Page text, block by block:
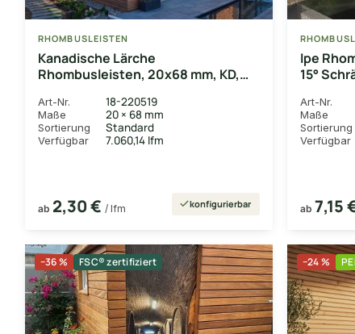
RHOMBUSLEISTEN
Kanadische Lärche
Rhombusleisten, 20x68 mm, KD,
gerundet
Art-Nr. 18-220519
Maße 20 × 68 mm
Sortierung Standard
Verfügbar 7.060,14 lfm
ab 2,30 € / lfm konfigurierbar
Ipe
15°
Art-Nr.
Maße
Sortierung
Verfügbar
ab 7,15
−36 % FSC® zertifiziert −24 %